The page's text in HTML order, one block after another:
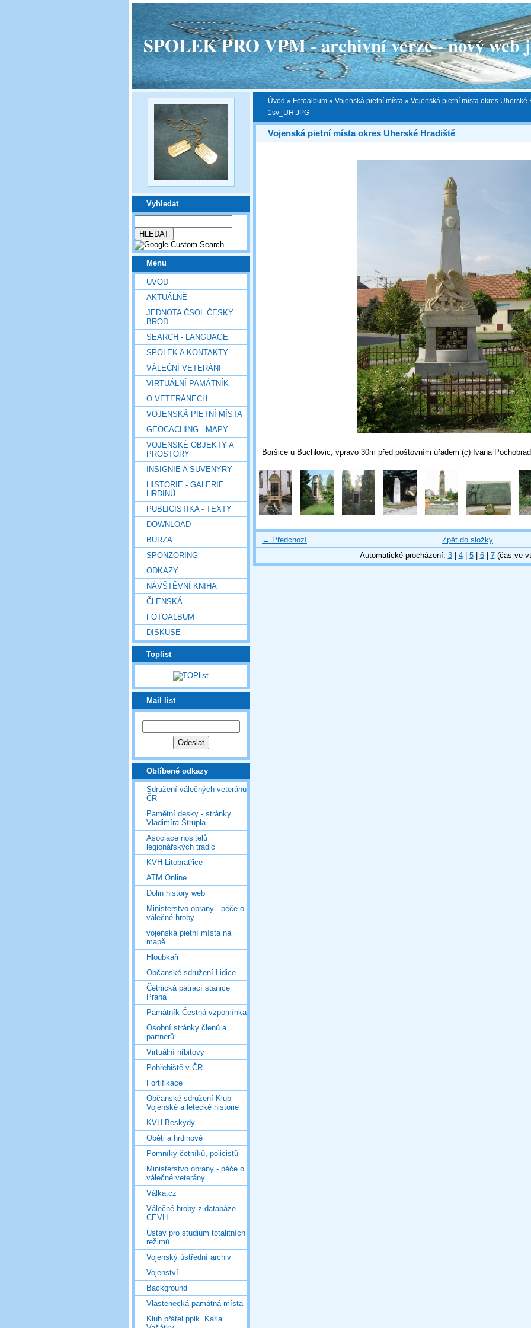
SPOLEK PRO VPM - archivní verze - nový web
Vyhledat
Menu
ÚVOD
AKTUÁLNĚ
JEDNOTA ČSOL ČESKÝ
BROD
SEARCH - LANGUAGE
SPOLEK A KONTAKTY
VÁLEČNÍ VETERÁNI
VIRTUÁLNÍ PAMÁTNÍK
O VETERÁNECH
VOJENSKÁ PIETNÍ MÍSTA
GEOCACHING - MAPY
VOJENSKÉ OBJEKTY A
PROSTORY
INSIGNIE A SUVENYRY
HISTORIE - GALERIE
HRDINŮ
PUBLICISTIKA - TEXTY
DOWNLOAD
BURZA
SPONZORING
ODKAZY
NÁVŠTĚVNÍ KNIHA
ČLENSKÁ
FOTOALBUM
DISKUSE
Toplist
Mail list
Oblíbené odkazy
Sdružení válečných veteránů
ČR
Pamětní desky - stránky
Vladimíra Štrupla
Asociace nositelů
legionářských tradic
KVH Litobratřice
ATM Online
Dolin history web
Ministerstvo obrany - péče o
válečné hroby
vojenská pietní místa na
mapě
Hloubkaři
Občanské sdružení Lidice
Četnická pátrací stanice
Praha
Památník Čestná vzpomínka
Osobní stránky členů a
partnerů
Virtuální hřbitovy
Pohřebiště v ČR
Fortifikace
Občanské sdružení Klub
Vojenské a letecké historie
KVH Beskydy
Oběti a hrdinové
Pomníky četníků, policistů
Ministerstvo obrany - péče o
válečné veterány
Válka.cz
Válečné hroby z databáze
CEVH
Ústav pro studium totalitních
režimů
Vojenský ústřední archiv
Vojenství
Background
Vlastenecká památná místa
Klub přátel pplk. Karla
Úvod » Fotoalbum » Vojenská pietní místa » Vojenská pietní místa okres Uherské
1sv_UH.JPG-
Vojenská pietní místa okres Uherské Hradiště
Boršice u Buchlovic, vpravo 30m před poštovním úřadem (c) Ivana
← Předchozí
Zpět do složky
Automatické procházení: 3| 4| 5| 6| 7(čas ve